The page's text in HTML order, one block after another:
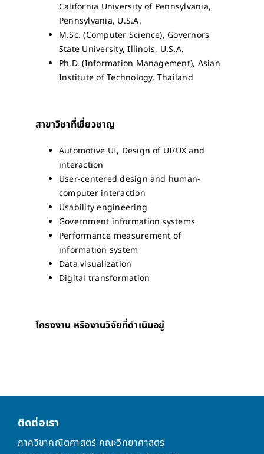
California University of Pennsylvania,
Pennsylvania, U.S.A.
M.Sc. (Computer Science), Governors
State University, Illinois, U.S.A.
Ph.D. (Information Management), Asian
Institute of Technology, Thailand
สาขาวิชาที่เชี่ยวชาญ
Automotive UI, Design of UI/UX and
interaction
User-centered design and human-
computer interaction
Usability engineering
Government information systems
Performance measurement of
information system
Data visualization
Digital transformation
โครงงาน หรืองานวิจัยที่ดำเนินอยู่
ติดต่อเรา
ภาควิชาคณิตศาสตร์ คณะวิทยาศาสตร์